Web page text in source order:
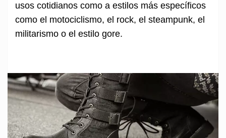
usos cotidianos como a estilos más específicos
como el motociclismo, el rock, el steampunk, el
militarismo o el estilo gore.